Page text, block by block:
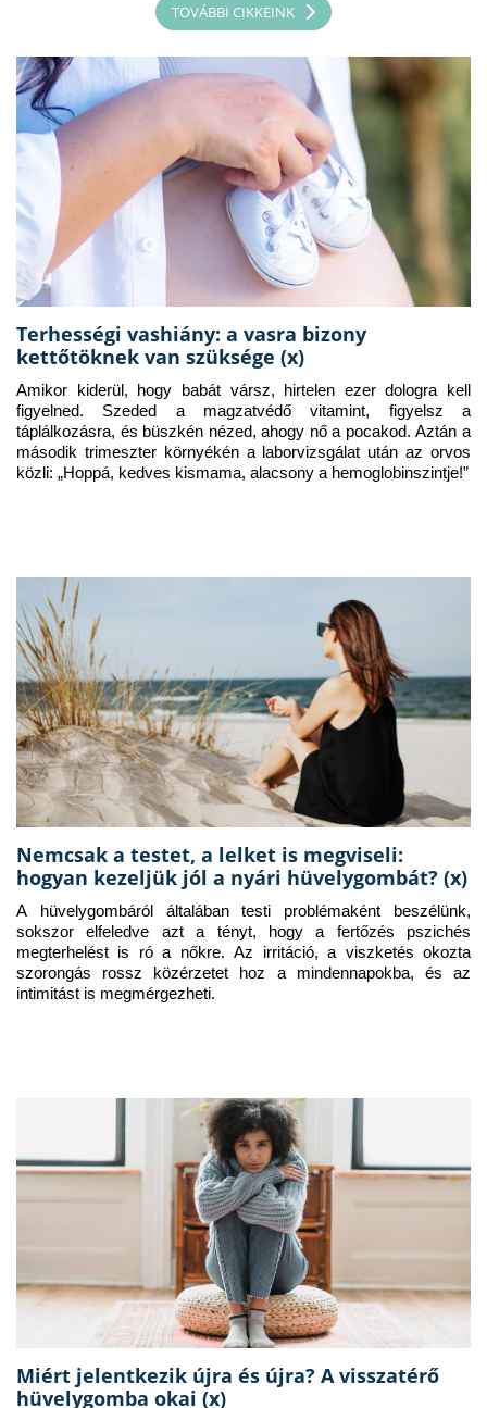
TOVÁBBI CIKKEINK
Terhességi vashiány: a vasra bizony
kettőtöknek van szüksége (x)
Amikor kiderül, hogy babát vársz, hirtelen ezer dologra kell
figyelned. Szeded a magzatvédő vitamint, figyelsz a
táplálkozásra, és büszkén nézed, ahogy nő a pocakod. Aztán a
második trimeszter környékén a laborvizsgálat után az orvos
közli: „Hoppá, kedves kismama, alacsony a hemoglobinszintje!”
Nemcsak a testet, a lelket is megviseli:
hogyan kezeljük jól a nyári hüvelygombát? (x)
A hüvelygombáról általában testi problémaként beszélünk,
sokszor elfeledve azt a tényt, hogy a fertőzés pszichés
megterhelést is ró a nőkre. Az irritáció, a viszketés okozta
szorongás rossz közérzetet hoz a mindennapokba, és az
intimitást is megmérgezheti.
Miért jelentkezik újra és újra? A visszatérő
hüvelygomba okai (x)